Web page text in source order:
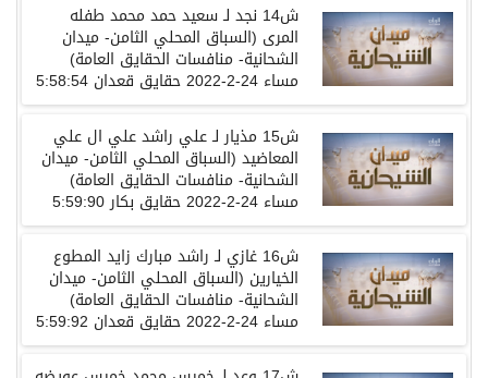
ش14 نجد لـ سعيد حمد محمد طفله
المرى (السباق المحلي الثامن- ميدان
الشحانية- منافسات الحقايق العامة)
مساء 24-2-2022 حقايق قعدان 5:58:54
ش15 مذيار لـ علي راشد علي ال علي
المعاضيد (السباق المحلي الثامن- ميدان
الشحانية- منافسات الحقايق العامة)
مساء 24-2-2022 حقايق بكار 5:59:90
ش16 غازي لـ راشد مبارك زايد المطوع
الخيارين (السباق المحلي الثامن- ميدان
الشحانية- منافسات الحقايق العامة)
مساء 24-2-2022 حقايق قعدان 5:59:92